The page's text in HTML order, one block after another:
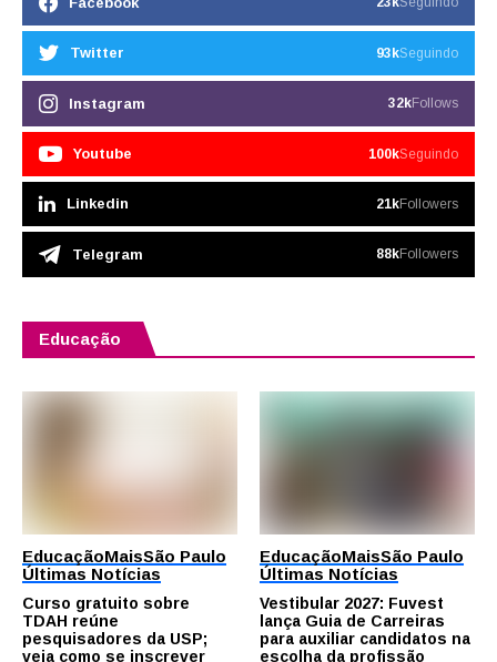
Twitter 93kSeguindo
Instagram 32kFollows
Youtube 100kSeguindo
Linkedin 21kFollowers
Telegram 88kFollowers
Educação
EducaçãoMaisSão Paulo
Últimas Notícias
Curso gratuito sobre
TDAH reúne
pesquisadores da USP;
veja como se inscrever
EducaçãoMaisSão Paulo
Últimas Notícias
Vestibular 2027: Fuvest
lança Guia de Carreiras
para auxiliar candidatos na
escolha da profissão